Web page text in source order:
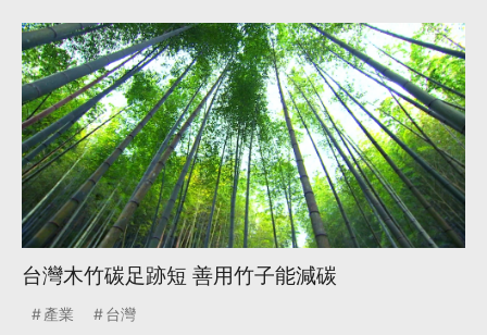
台灣木竹碳足跡短 善用竹子能減碳
產業 台灣